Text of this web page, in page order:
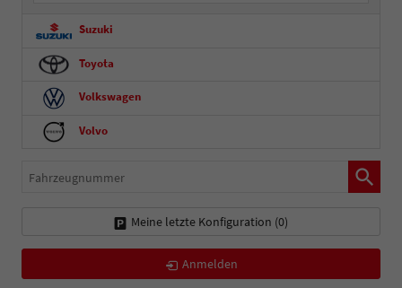
Suzuki
Toyota
Volkswagen
Volvo
Fahrzeugnummer
Meine letzte Konfiguration (0)
Anmelden